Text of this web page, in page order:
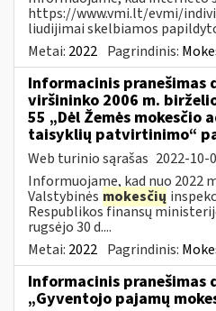
https://www.vmi.lt/evmi/
liudijimai skelbiamos
Metai: 2022 Pagrindinis:
Informacinis pranešimas
viršininko 2006 m.
55 „Dėl Žemės mokesčio
taisyklių patvirtinimo“
Web turinio sąrašas 2022-10-
Informuojame, kad nuo 2022
Valstybinės mokesčių
Respublikos finansų
rugsėjo 30 d....
Metai: 2022 Pagrindinis:
Informacinis
„Gyventojo pajamų